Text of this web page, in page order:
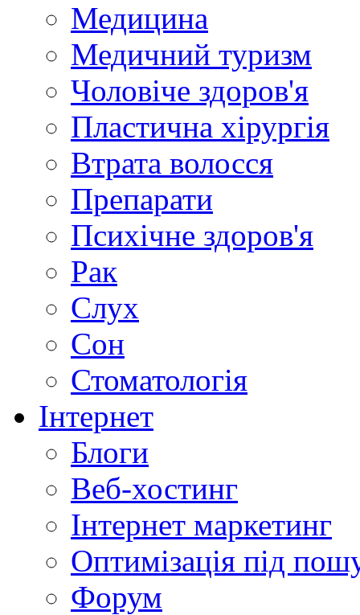
Медицина
Медичний туризм
Чоловіче здоров'я
Пластична хірургія
Втрата волосся
Препарати
Психічне здоров'я
Рак
Слух
Сон
Стоматологія
Інтернет
Блоги
Веб-хостинг
Інтернет маркетинг
Оптимізація під
Форум